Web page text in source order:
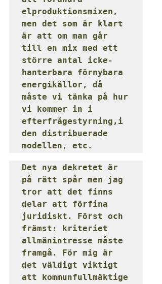
elproduktionsmixen,
men det som är klart
är att om man går
till en mix med ett
större antal icke-
hanterbara förnybara
energikällor, då
måste vi tänka på hur
vi kommer in i
efterfrågestyrning,i
den distribuerade
modellen, etc.
Det nya dekretet är
på rätt spår men jag
tror att det finns
delar att förfina
juridiskt. Först och
främst: kriteriet
allmänintresse måste
framgå. För mig är
det väldigt viktigt
att kommunfullmäktige